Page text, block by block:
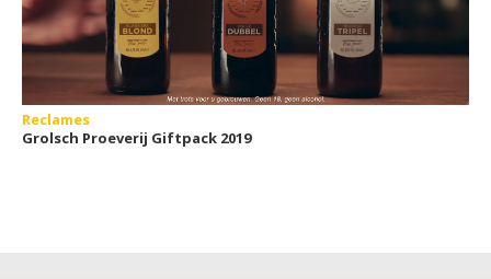
Reclames
Grolsch Proeverij Giftpack 2019